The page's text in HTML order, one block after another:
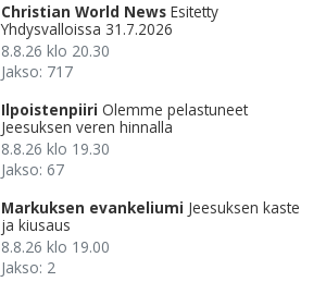
Christian World News Esitetty
Yhdysvalloissa 31.7.2026
8.8.26 klo 20.30
Jakso: 717
Ilpoistenpiiri Olemme pelastuneet
Jeesuksen veren hinnalla
8.8.26 klo 19.30
Jakso: 67
Markuksen evankeliumi Jeesuksen kaste
ja kiusaus
8.8.26 klo 19.00
Jakso: 2